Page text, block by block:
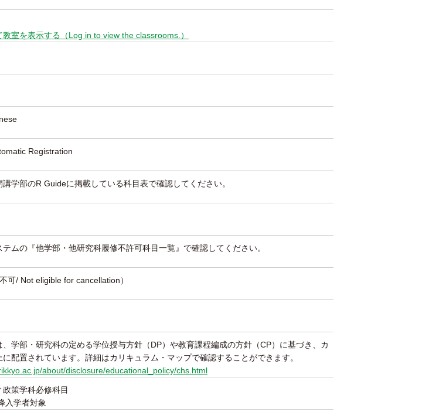
教室を表示する（Log in to view the classrooms.）
Registration
学部のR Guideに掲載している科目表で確認してください。
テムの『他学部・他研究科履修不許可科目一覧』で確認してください。
可/ Not eligible for cancellation）
、学部・研究科の定める学位授与方針（DP）や教育課程編成の方針（CP）に基づき、カ
に配置されています。詳細はカリキュラム・マップで確認することができます。
about/disclosure/educational_policy/chs.html
政策学科必修科目
入学者対象